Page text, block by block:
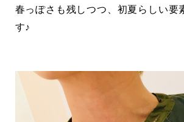
春っぽさも残しつつ、初夏らしい要
す♪